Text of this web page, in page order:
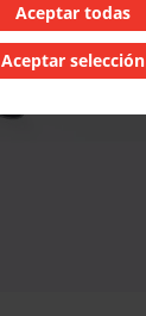
Aceptar todas
Aceptar selección